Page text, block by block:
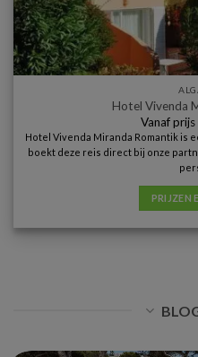
Hotel Vivenda
Vanaf prijs
Hotel Vivenda Miranda Romantik is
boekt deze reis direct bij onze
PRIJZEN